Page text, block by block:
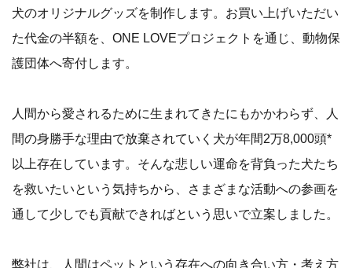
犬のオリジナルグッズを制作します。お買い上げいただい
た代金の半額を、ONE LOVEプロジェクトを通じ、動物保
護団体へ寄付します。
人間から愛されるために生まれてきたにもかかわらず、人
間の身勝手な理由で放棄されていく犬が年間2万8,000頭*
以上存在しています。そんな悲しい運命を背負った犬たち
を救いたいという気持ちから、さまざまな活動への参画を
通して少しでも貢献できればという思いで立案しました。
弊社は、人間はペットという存在への向き合い方・考え方